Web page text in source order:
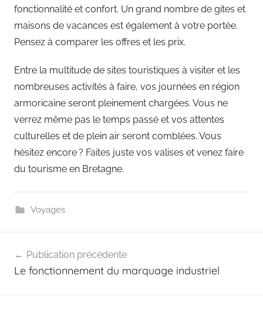
fonctionnalité et confort. Un grand nombre de gites et
maisons de vacances est également à votre portée.
Pensez à comparer les offres et les prix.
Entre la multitude de sites touristiques à visiter et les
nombreuses activités à faire, vos journées en région
armoricaine seront pleinement chargées. Vous ne
verrez même pas le temps passé et vos attentes
culturelles et de plein air seront comblées. Vous
hésitez encore ? Faites juste vos valises et venez faire
du tourisme en Bretagne.
Voyages
de
Publication précédente
Le fonctionnement du marquage industriel